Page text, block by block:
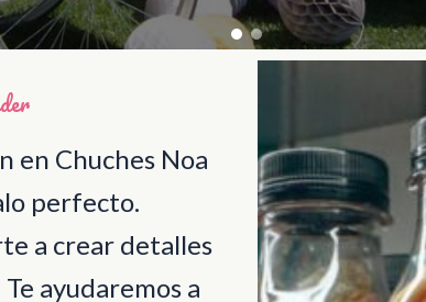
en Chuches Noa
perfecto.
a crear detalles
ayudaremos a